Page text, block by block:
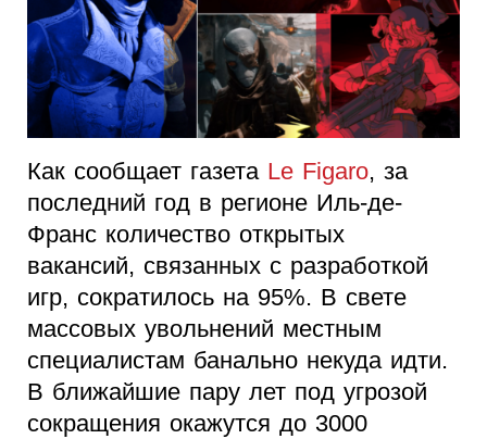
Как сообщает газета Le Figaro, за
последний год в регионе Иль-де-
Франс количество открытых
вакансий, связанных с разработкой
игр, сократилось на 95%. В свете
массовых увольнений местным
специалистам банально некуда идти.
В ближайшие пару лет под угрозой
сокращения окажутся до 3000